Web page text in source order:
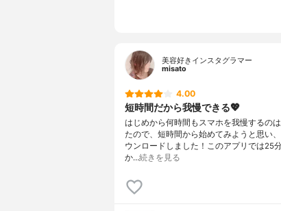
美容好きインスタグラマー
misato
4.00
短時間だから我慢できる💖
はじめから何時間もスマホを我慢するの
たので、短時間から始めてみようと思い
ウンロードしました！このアプリでは25
か…続きを見る